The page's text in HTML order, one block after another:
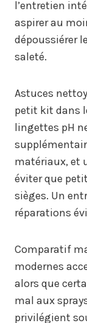
l’entretien
aspirer au
dépoussiérer
saleté.
Astuces
petit kit dans
lingettes pH
matériaux, et
éviter que
sièges. Un
réparations
Comparatif
modernes
alors que
mal aux
privilégient